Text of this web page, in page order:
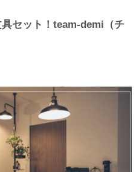
セット！team-demi（チ